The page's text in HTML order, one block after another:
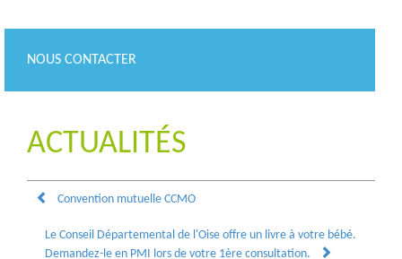
NOUS CONTACTER
ACTUALITÉS
Convention mutuelle CCMO
Le Conseil Départemental de l'Oise offre un livre à votre bébé.
Demandez-le en PMI lors de votre 1ère consultation.